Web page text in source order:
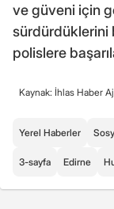
ve güveni için
sürdürdüklerini
polislere
Kaynak: İhlas Haber
Yerel Haberler
3-sayfa Edirne